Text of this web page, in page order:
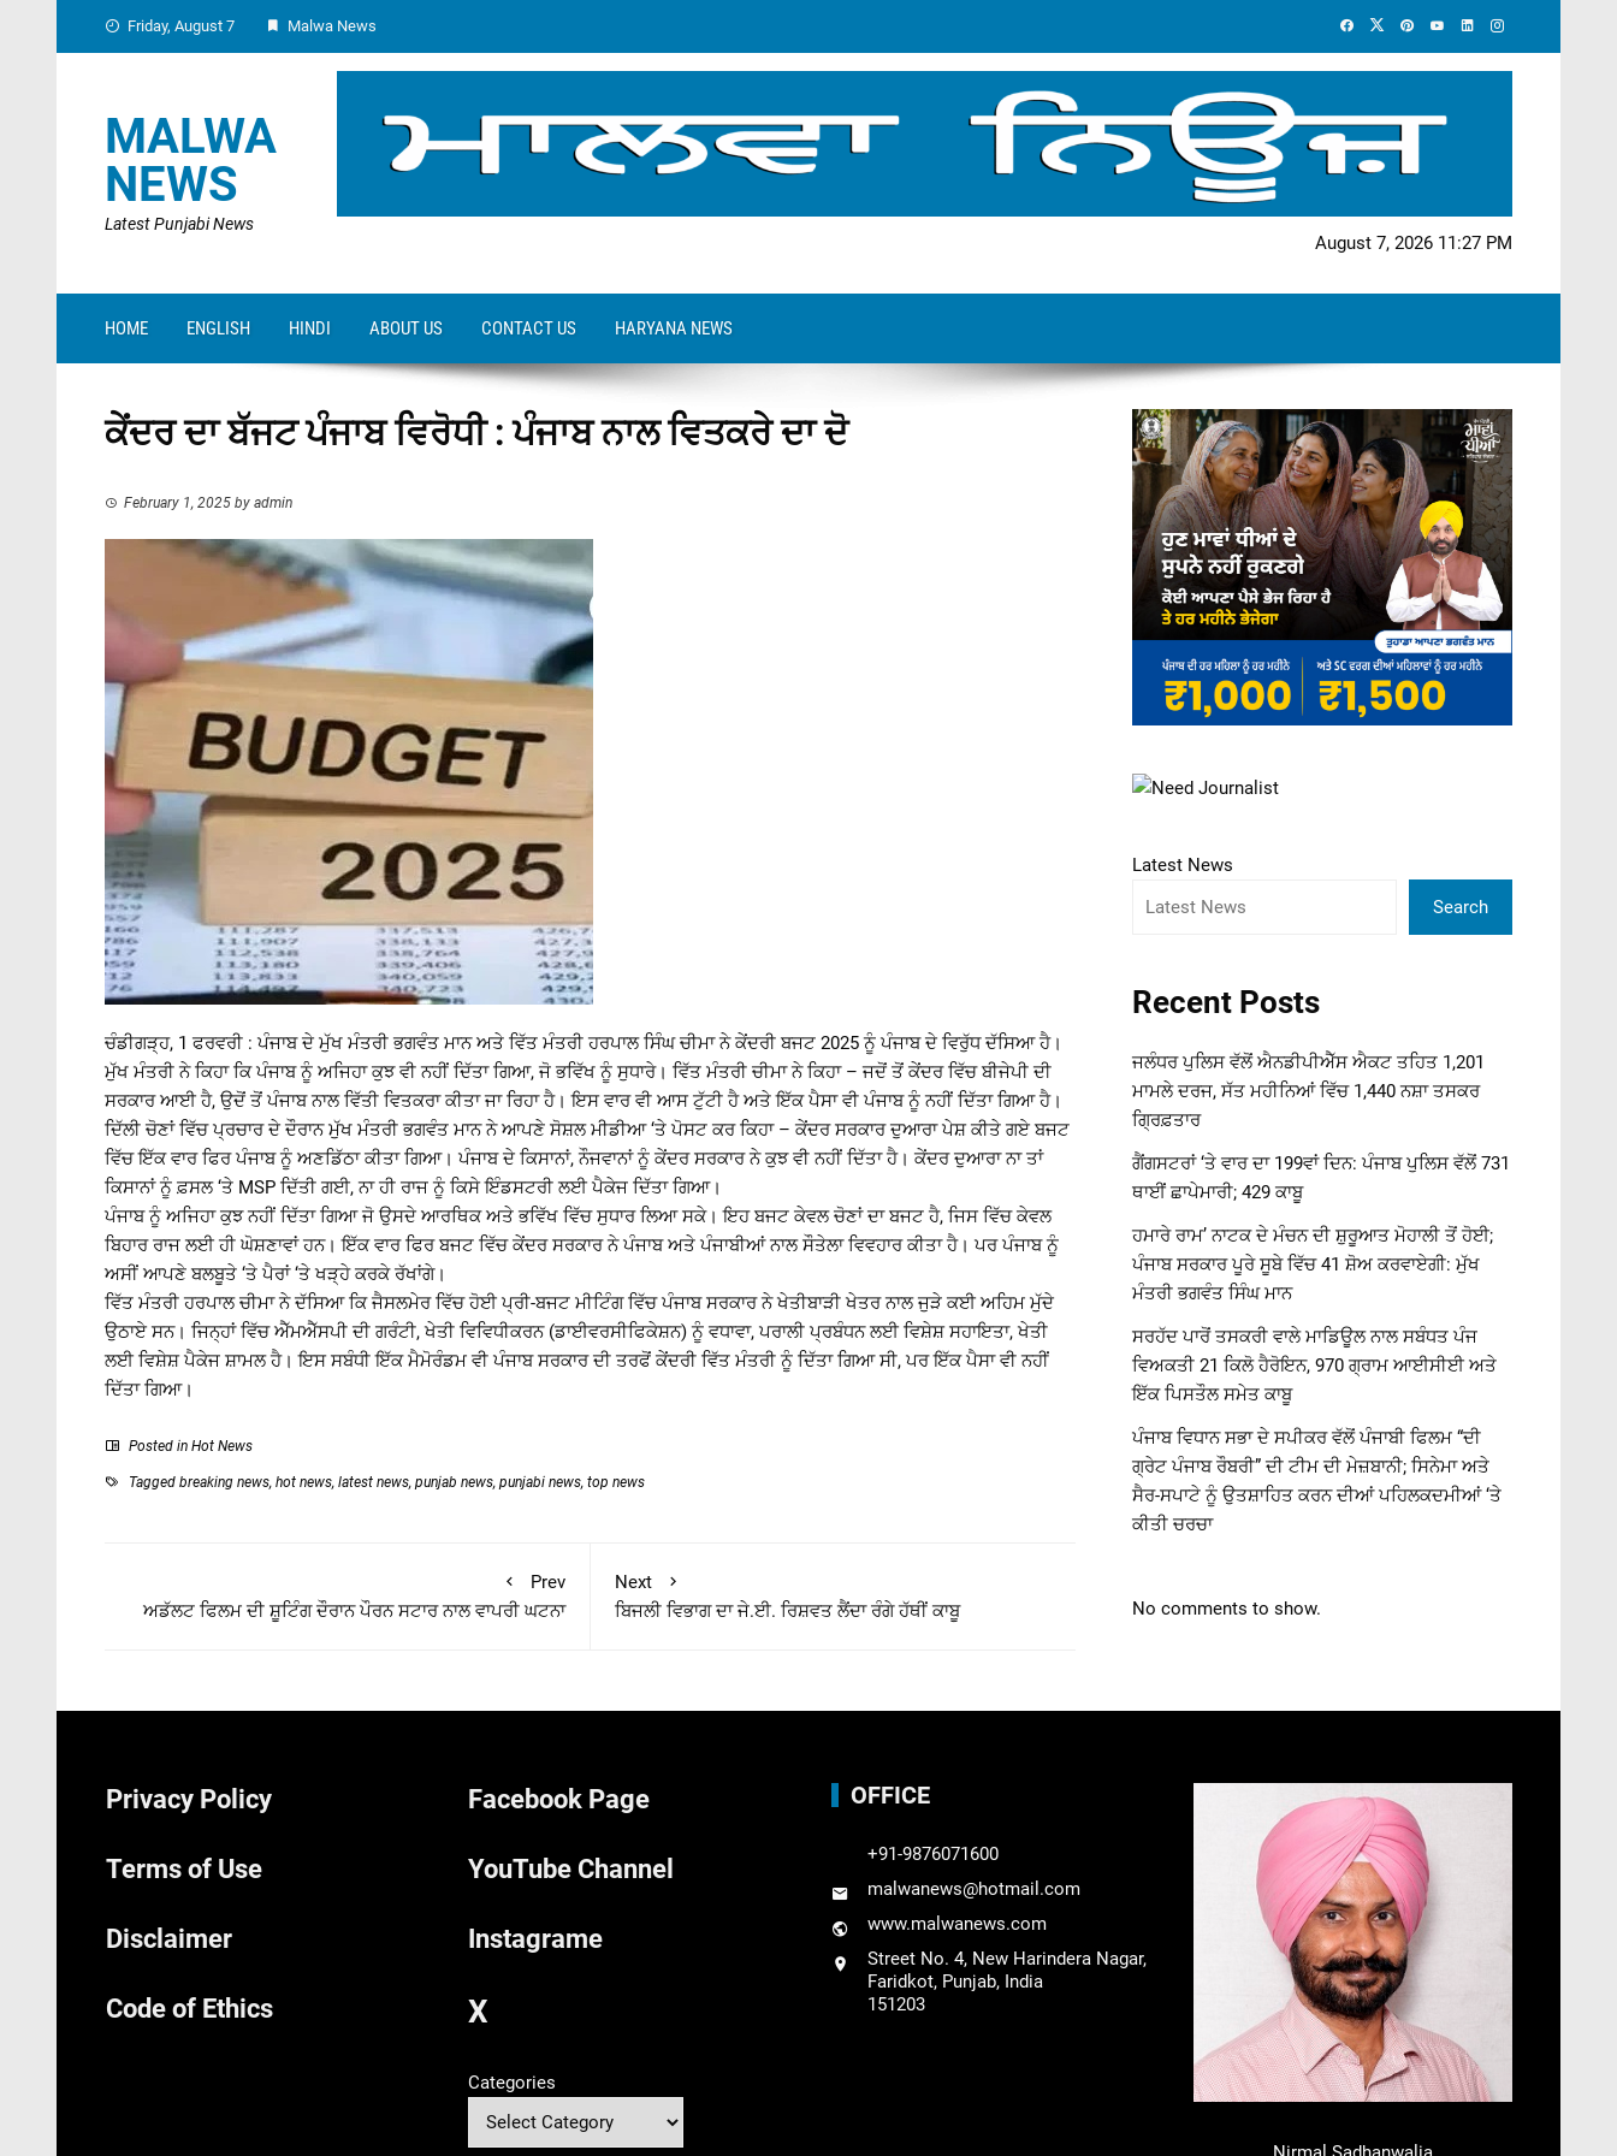
Friday, August 7 Malwa News
MALWA
NEWS
Latest Punjabi News
August 7, 2026 11:27 PM
HOME ENGLISH HINDI ABOUT US CONTACT US HARYANA NEWS
ਕੇਂਦਰ ਦਾ ਬੱਜਟ ਪੰਜਾਬ ਵਿਰੋਧੀ : ਪੰਜਾਬ ਨਾਲ ਵਿਤਕਰੇ ਦਾ ਦੋ
February 1, 2025 by admin
ਚੰਡੀਗੜ੍ਹ, 1 ਫਰਵਰੀ : ਪੰਜਾਬ ਦੇ ਮੁੱਖ ਮੰਤਰੀ ਭਗਵੰਤ ਮਾਨ ਅਤੇ ਵਿੱਤ ਮੰਤਰੀ ਹਰਪਾਲ ਸਿੰਘ ਚੀਮਾ ਨੇ ਕੇਂਦਰੀ ਬਜਟ 2025 ਨੂੰ ਪੰਜਾਬ ਦੇ ਵਿਰੁੱਧ ਦੱਸਿਆ ਹੈ।
ਮੁੱਖ ਮੰਤਰੀ ਨੇ ਕਿਹਾ ਕਿ ਪੰਜਾਬ ਨੂੰ ਅਜਿਹਾ ਕੁਝ ਵੀ ਨਹੀਂ ਦਿੱਤਾ ਗਿਆ, ਜੋ ਭਵਿੱਖ ਨੂੰ ਸੁਧਾਰੇ। ਵਿੱਤ ਮੰਤਰੀ ਚੀਮਾ ਨੇ ਕਿਹਾ – ਜਦੋਂ ਤੋਂ ਕੇਂਦਰ ਵਿੱਚ ਬੀਜੇਪੀ ਦੀ
ਸਰਕਾਰ ਆਈ ਹੈ, ਉਦੋਂ ਤੋਂ ਪੰਜਾਬ ਨਾਲ ਵਿੱਤੀ ਵਿਤਕਰਾ ਕੀਤਾ ਜਾ ਰਿਹਾ ਹੈ। ਇਸ ਵਾਰ ਵੀ ਆਸ ਟੁੱਟੀ ਹੈ ਅਤੇ ਇੱਕ ਪੈਸਾ ਵੀ ਪੰਜਾਬ ਨੂੰ ਨਹੀਂ ਦਿੱਤਾ ਗਿਆ ਹੈ।
ਦਿੱਲੀ ਚੋਣਾਂ ਵਿੱਚ ਪ੍ਰਚਾਰ ਦੇ ਦੌਰਾਨ ਮੁੱਖ ਮੰਤਰੀ ਭਗਵੰਤ ਮਾਨ ਨੇ ਆਪਣੇ ਸੋਸ਼ਲ ਮੀਡੀਆ ‘ਤੇ ਪੋਸਟ ਕਰ ਕਿਹਾ – ਕੇਂਦਰ ਸਰਕਾਰ ਦੁਆਰਾ ਪੇਸ਼ ਕੀਤੇ ਗਏ ਬਜਟ
ਵਿੱਚ ਇੱਕ ਵਾਰ ਫਿਰ ਪੰਜਾਬ ਨੂੰ ਅਣਡਿੱਠਾ ਕੀਤਾ ਗਿਆ। ਪੰਜਾਬ ਦੇ ਕਿਸਾਨਾਂ, ਨੌਜਵਾਨਾਂ ਨੂੰ ਕੇਂਦਰ ਸਰਕਾਰ ਨੇ ਕੁਝ ਵੀ ਨਹੀਂ ਦਿੱਤਾ ਹੈ। ਕੇਂਦਰ ਦੁਆਰਾ ਨਾ ਤਾਂ
ਕਿਸਾਨਾਂ ਨੂੰ ਫ਼ਸਲ ‘ਤੇ MSP ਦਿੱਤੀ ਗਈ, ਨਾ ਹੀ ਰਾਜ ਨੂੰ ਕਿਸੇ ਇੰਡਸਟਰੀ ਲਈ ਪੈਕੇਜ ਦਿੱਤਾ ਗਿਆ।
ਪੰਜਾਬ ਨੂੰ ਅਜਿਹਾ ਕੁਝ ਨਹੀਂ ਦਿੱਤਾ ਗਿਆ ਜੋ ਉਸਦੇ ਆਰਥਿਕ ਅਤੇ ਭਵਿੱਖ ਵਿੱਚ ਸੁਧਾਰ ਲਿਆ ਸਕੇ। ਇਹ ਬਜਟ ਕੇਵਲ ਚੋਣਾਂ ਦਾ ਬਜਟ ਹੈ, ਜਿਸ ਵਿੱਚ ਕੇਵਲ
ਬਿਹਾਰ ਰਾਜ ਲਈ ਹੀ ਘੋਸ਼ਣਾਵਾਂ ਹਨ। ਇੱਕ ਵਾਰ ਫਿਰ ਬਜਟ ਵਿੱਚ ਕੇਂਦਰ ਸਰਕਾਰ ਨੇ ਪੰਜਾਬ ਅਤੇ ਪੰਜਾਬੀਆਂ ਨਾਲ ਸੌਤੇਲਾ ਵਿਵਹਾਰ ਕੀਤਾ ਹੈ। ਪਰ ਪੰਜਾਬ ਨੂੰ
ਅਸੀਂ ਆਪਣੇ ਬਲਬੂਤੇ ‘ਤੇ ਪੈਰਾਂ ‘ਤੇ ਖੜ੍ਹੇ ਕਰਕੇ ਰੱਖਾਂਗੇ।
ਵਿੱਤ ਮੰਤਰੀ ਹਰਪਾਲ ਚੀਮਾ ਨੇ ਦੱਸਿਆ ਕਿ ਜੈਸਲਮੇਰ ਵਿੱਚ ਹੋਈ ਪ੍ਰੀ-ਬਜਟ ਮੀਟਿੰਗ ਵਿੱਚ ਪੰਜਾਬ ਸਰਕਾਰ ਨੇ ਖੇਤੀਬਾੜੀ ਖੇਤਰ ਨਾਲ ਜੁੜੇ ਕਈ ਅਹਿਮ ਮੁੱਦੇ
ਉਠਾਏ ਸਨ। ਜਿਨ੍ਹਾਂ ਵਿੱਚ ਐੱਮਐੱਸਪੀ ਦੀ ਗਰੰਟੀ, ਖੇਤੀ ਵਿਵਿਧੀਕਰਨ (ਡਾਈਵਰਸੀਫਿਕੇਸ਼ਨ) ਨੂੰ ਵਧਾਵਾ, ਪਰਾਲੀ ਪ੍ਰਬੰਧਨ ਲਈ ਵਿਸ਼ੇਸ਼ ਸਹਾਇਤਾ, ਖੇਤੀ
ਲਈ ਵਿਸ਼ੇਸ਼ ਪੈਕੇਜ ਸ਼ਾਮਲ ਹੈ। ਇਸ ਸਬੰਧੀ ਇੱਕ ਮੈਮੋਰੰਡਮ ਵੀ ਪੰਜਾਬ ਸਰਕਾਰ ਦੀ ਤਰਫੋਂ ਕੇਂਦਰੀ ਵਿੱਤ ਮੰਤਰੀ ਨੂੰ ਦਿੱਤਾ ਗਿਆ ਸੀ, ਪਰ ਇੱਕ ਪੈਸਾ ਵੀ ਨਹੀਂ
ਦਿੱਤਾ ਗਿਆ।
Posted in Hot News
Tagged breaking news, hot news, latest news, punjab news, punjabi news, top news
Prev
ਅਡੱਲਟ ਫਿਲਮ ਦੀ ਸ਼ੂਟਿੰਗ ਦੌਰਾਨ ਪੌਰਨ ਸਟਾਰ ਨਾਲ ਵਾਪਰੀ ਘਟਨਾ
Next
ਬਿਜਲੀ ਵਿਭਾਗ ਦਾ ਜੇ.ਈ. ਰਿਸ਼ਵਤ ਲੈਂਦਾ ਰੰਗੇ ਹੱਥੀਂ ਕਾਬੂ
Latest News
Search
Recent Posts
ਜਲੰਧਰ ਪੁਲਿਸ ਵੱਲੋਂ ਐਨਡੀਪੀਐੱਸ ਐਕਟ ਤਹਿਤ 1,201
ਮਾਮਲੇ ਦਰਜ, ਸੱਤ ਮਹੀਨਿਆਂ ਵਿੱਚ 1,440 ਨਸ਼ਾ ਤਸਕਰ
ਗ੍ਰਿਫ਼ਤਾਰ
ਗੈਂਗਸਟਰਾਂ ‘ਤੇ ਵਾਰ ਦਾ 199ਵਾਂ ਦਿਨ: ਪੰਜਾਬ ਪੁਲਿਸ ਵੱਲੋਂ 731
ਥਾਈਂ ਛਾਪੇਮਾਰੀ; 429 ਕਾਬੂ
ਹਮਾਰੇ ਰਾਮ’ ਨਾਟਕ ਦੇ ਮੰਚਨ ਦੀ ਸ਼ੁਰੂਆਤ ਮੋਹਾਲੀ ਤੋਂ ਹੋਈ;
ਪੰਜਾਬ ਸਰਕਾਰ ਪੂਰੇ ਸੂਬੇ ਵਿੱਚ 41 ਸ਼ੋਅ ਕਰਵਾਏਗੀ: ਮੁੱਖ
ਮੰਤਰੀ ਭਗਵੰਤ ਸਿੰਘ ਮਾਨ
ਸਰਹੱਦ ਪਾਰੋਂ ਤਸਕਰੀ ਵਾਲੇ ਮਾਡਿਊਲ ਨਾਲ ਸਬੰਧਤ ਪੰਜ
ਵਿਅਕਤੀ 21 ਕਿਲੋ ਹੈਰੋਇਨ, 970 ਗ੍ਰਾਮ ਆਈਸੀਈ ਅਤੇ
ਇੱਕ ਪਿਸਤੌਲ ਸਮੇਤ ਕਾਬੂ
ਪੰਜਾਬ ਵਿਧਾਨ ਸਭਾ ਦੇ ਸਪੀਕਰ ਵੱਲੋਂ ਪੰਜਾਬੀ ਫਿਲਮ “ਦੀ
ਗ੍ਰੇਟ ਪੰਜਾਬ ਰੌਬਰੀ” ਦੀ ਟੀਮ ਦੀ ਮੇਜ਼ਬਾਨੀ; ਸਿਨੇਮਾ ਅਤੇ
ਸੈਰ-ਸਪਾਟੇ ਨੂੰ ਉਤਸ਼ਾਹਿਤ ਕਰਨ ਦੀਆਂ ਪਹਿਲਕਦਮੀਆਂ ‘ਤੇ
ਕੀਤੀ ਚਰਚਾ
No comments to show.
Privacy Policy
Terms of Use
Disclaimer
Code of Ethics
Facebook Page
YouTube Channel
Instagrame
X
Categories
OFFICE
+91-9876071600
malwanews@hotmail.com
www.malwanews.com
Street No. 4, New Harindera Nagar,
Faridkot, Punjab, India
151203